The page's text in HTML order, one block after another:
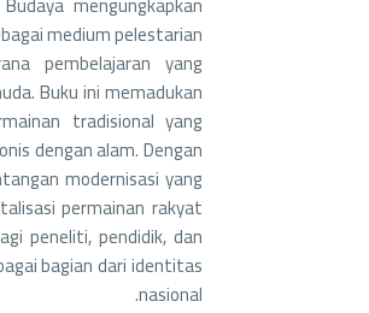
medium pelestarian
pembelajaran yang
Buku ini memadukan
tradisional yang
dengan alam. Dengan
modernisasi yang
permainan rakyat
peneliti, pendidik, dan
bagian dari identitas
nasional.